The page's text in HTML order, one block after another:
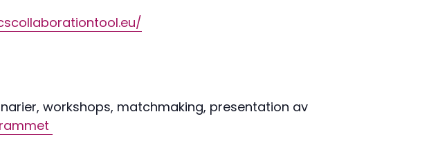
workshops, matchmaking, presentation av